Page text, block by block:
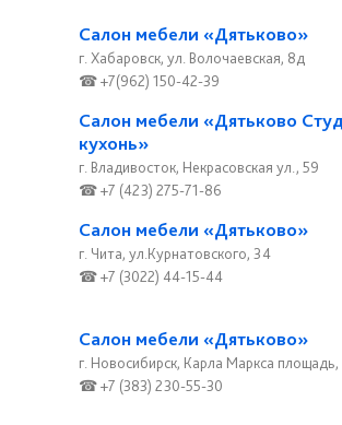
Салон мебели «Дятьково»
г. Хабаровск, ул. Волочаевская, 8д
☎ +7(962) 150-42-39
Салон мебели «Дятьково
кухонь»
г. Владивосток, Некрасовская ул., 59
☎ +7 (423) 275-71-86
Салон мебели «Дятьково»
г. Чита, ул.Курнатовского, 34
☎ +7 (3022) 44-15-44
Салон мебели «Дятьково»
г. Новосибирск, Карла Маркса площадь,
☎ +7 (383) 230-55-30